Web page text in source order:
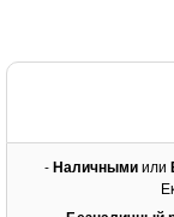
-Наличнымиили